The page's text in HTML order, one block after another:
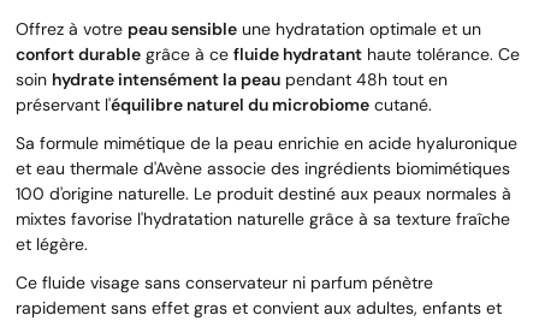
Offrez à votre peau sensible une hydratation optimale et un
confort durable grâce à ce fluide hydratant haute tolérance. Ce
soin hydrate intensément la peau pendant 48h tout en
préservant l'équilibre naturel du microbiome cutané.
Sa formule mimétique de la peau enrichie en acide hyaluronique
et eau thermale d'Avène associe des ingrédients biomimétiques
100 d'origine naturelle. Le produit destiné aux peaux normales à
mixtes favorise l'hydratation naturelle grâce à sa texture fraîche
et légère.
Ce fluide visage sans conservateur ni parfum pénètre
rapidement sans effet gras et convient aux adultes, enfants et